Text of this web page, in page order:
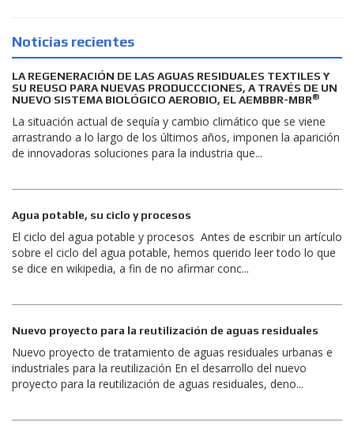
Noticias recientes
LA REGENERACIÓN DE LAS AGUAS RESIDUALES TEXTILES Y
SU REUSO PARA NUEVAS PRODUCCCIONES, A TRAVÉS DE UN
NUEVO SISTEMA BIOLÓGICO AEROBIO, EL AEMBBR-MBR®
La situación actual de sequía y cambio climático que se viene
arrastrando a lo largo de los últimos años, imponen la aparición
de innovadoras soluciones para la industria que...
Agua potable, su ciclo y procesos
El ciclo del agua potable y procesos Antes de escribir un artículo
sobre el ciclo del agua potable, hemos querido leer todo lo que
se dice en wikipedia, a fin de no afirmar conc...
Nuevo proyecto para la reutilización de aguas residuales
Nuevo proyecto de tratamiento de aguas residuales urbanas e
industriales para la reutilización En el desarrollo del nuevo
proyecto para la reutilización de aguas residuales, deno...